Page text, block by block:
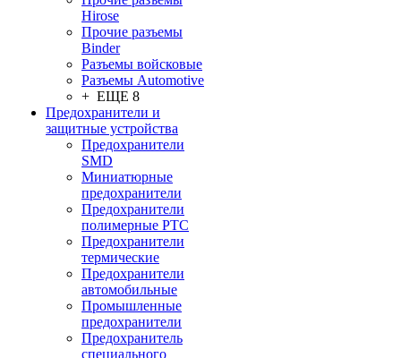
Hirose
Прочие разъемы
Binder
Разъемы войсковые
Разъeмы Automotive
+ ЕЩЕ 8
Предохранители и
защитные устройства
Предохранители
SMD
Миниатюрные
предохранители
Предохранители
полимерные PTC
Предохранители
термические
Предохранители
автомобильные
Промышленные
предохранители
Предохранитель
специального